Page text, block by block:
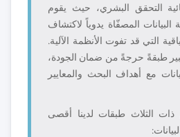
التحقق البشري، حيث يقوم
المصفّاة يدوياً لاكتشاف
التي قد تفوت الأنظمة الآلية.
طبقةً حرجةً من ضمان الجودة،
مع أهداف البحث والمعايير
الثلاث طبقات لدينا أقصى